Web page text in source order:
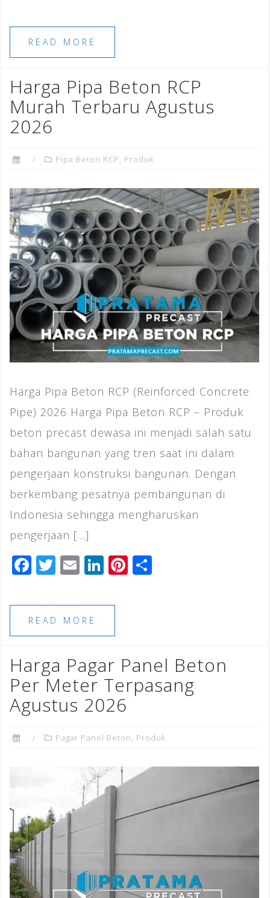
c
e
b
o
o
k
tt
e
r
ai
l
k
dI
n st
READ MORE
Harga Pipa Beton RCP
Murah Terbaru Agustus
2026
Pipa Beton RCP, Produk
Harga Pipa Beton RCP (Reinforced Concrete
Pipe) 2026 Harga Pipa Beton RCP – Produk
beton precast dewasa ini menjadi salah satu
bahan bangunan yang tren saat ini dalam
pengerjaan konstruksi bangunan. Dengan
berkembang pesatnya pembangunan di
Indonesia sehingga mengharuskan
pengerjaan […]
F
c
e
b
o
o
k
T
tt
e
r
E
ai
l
Li
k
dI
n
Pi
st
READ MORE
Harga Pagar Panel Beton
Per Meter Terpasang
Agustus 2026
Pagar Panel Beton, Produk